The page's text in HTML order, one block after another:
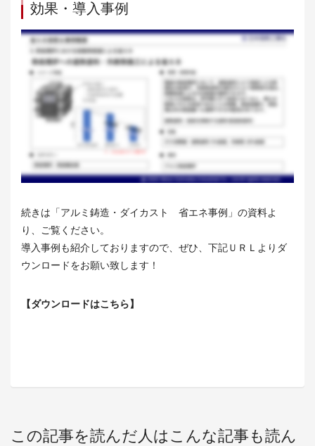
効果・導入事例
続きは「アルミ鋳造・ダイカスト 省エネ事例」の資料よ
り、ご覧ください。
導入事例も紹介しておりますので、ぜひ、下記ＵＲＬよりダ
ウンロードをお願い致します！
【ダウンロードはこちら】
この記事を読んだ人はこんな記事も読ん